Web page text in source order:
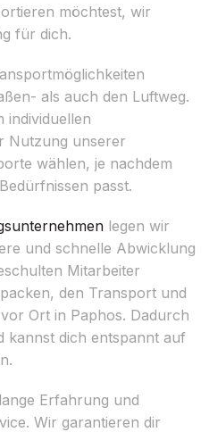
möchtest, wir
für dich.
als auch den Luftweg.
individuellen
Nutzung unserer
wählen, je nachdem
passt.
legen wir
und schnelle Abwicklung
Mitarbeiter
den Transport und
Ort in Paphos. Dadurch
kannst dich entspannt auf
Erfahrung und
Wir garantieren dir